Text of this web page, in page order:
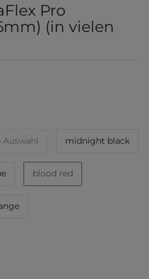
Pro
(in vielen
Auswahl midnight black
blood red